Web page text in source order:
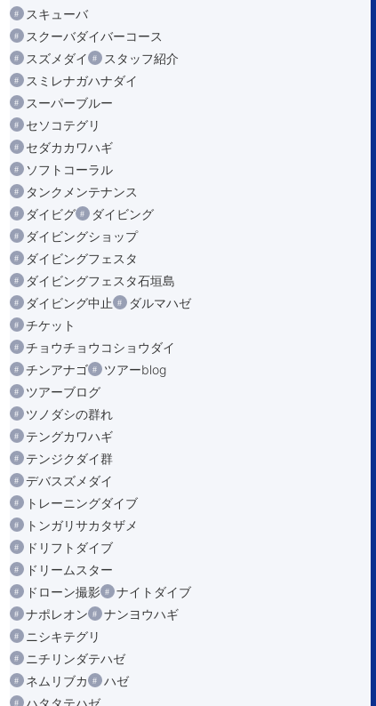
スキューバ
スクーバダイバーコース
スズメダイ
スタッフ紹介
スミレナガハナダイ
スーパーブルー
セソコテグリ
セダカカワハギ
ソフトコーラル
タンクメンテナンス
ダイビグ
ダイビング
ダイビングショップ
ダイビングフェスタ
ダイビングフェスタ石垣島
ダイビング中止
ダルマハゼ
チケット
チョウチョウコショウダイ
チンアナゴ
ツアーblog
ツアーブログ
ツノダシの群れ
テングカワハギ
テンジクダイ群
デバスズメダイ
トレーニングダイブ
トンガリサカタザメ
ドリフトダイブ
ドリームスター
ドローン撮影
ナイトダイブ
ナポレオン
ナンヨウハギ
ニシキテグリ
ニチリンダテハゼ
ネムリブカ
ハゼ
ハタタテハゼ